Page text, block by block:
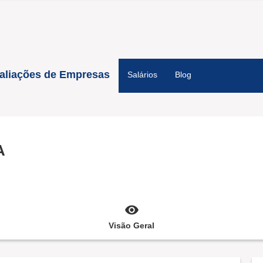
de Empresas Salários Blog
Visão Geral